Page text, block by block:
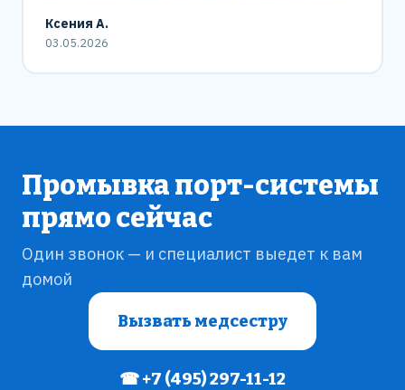
Ксения А.
03.05.2026
Промывка порт-системы
прямо сейчас
Один звонок — и специалист выедет к вам
домой
Вызвать медсестру
☎ +7 (495) 297-11-12